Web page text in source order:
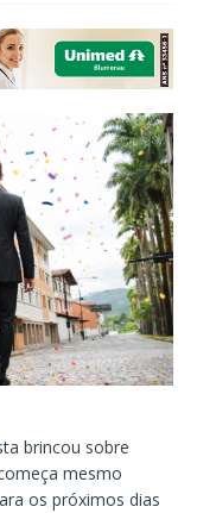
brincou sobre
mesmo
os próximos dias